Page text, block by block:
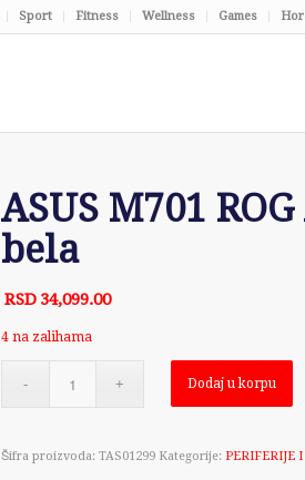
Sport Fitness Wellness Games
ASUS M701
bela
RSD 34,099.00
4 na zalihama
Dodaj u korpu
Šifra proizvoda: TAS01299 Kategorije: PERIFERIJE